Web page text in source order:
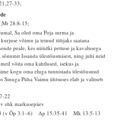
33;
28:8-15;
Sa oled oma Poja surma ja
võimu ja teinud tühjaks saatana
peale, kes nüüdki pettuse ja kavalusega
Issanda ülestõusmisest, ning juhi neid
võita oma kahtlused, isekus ja
kogu oma eluga tunnistada ülestõusnud
Sinuga Püha Vaimu ühtsuses elab ja valitseb
22
ehk markusepäev
(v Õp 3:1–6) Ap 15:35-41 Mk 13:5-13